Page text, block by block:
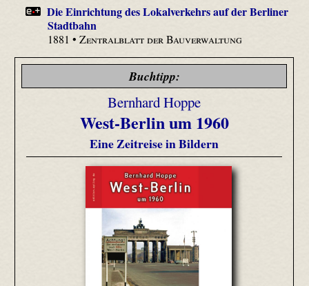
Die Einrichtung des Lokalverkehrs auf der Berliner
Stadtbahn
1881 •Zentralblatt der Bauverwaltung
Buchtipp:
Bernhard Hoppe
West-Berlin um 1960
Eine Zeitreise in Bildern